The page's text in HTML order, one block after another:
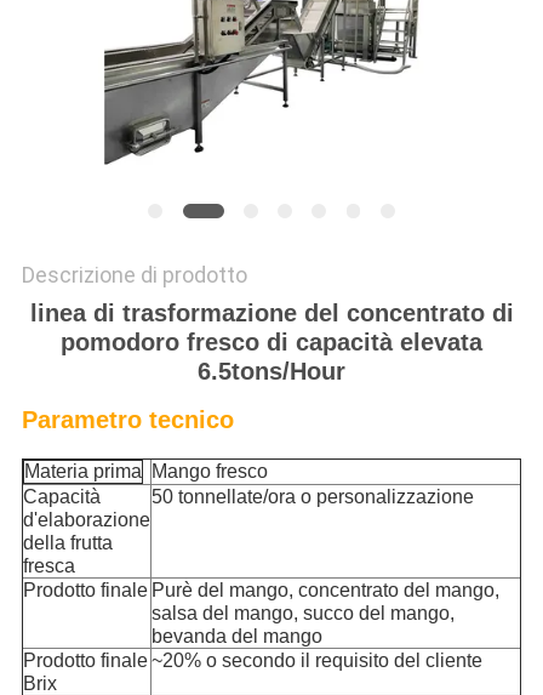
Descrizione di prodotto
linea di trasformazione del concentrato di
pomodoro fresco di capacità elevata
6.5tons/Hour
Parametro tecnico
Materia prima
Mango fresco
Capacità
d'elaborazione
della frutta
fresca
50 tonnellate/ora o personalizzazione
Prodotto finale Purè del mango, concentrato del mango,
salsa del mango, succo del mango,
bevanda del mango
Prodotto finale
Brix
~20% o secondo il requisito del cliente